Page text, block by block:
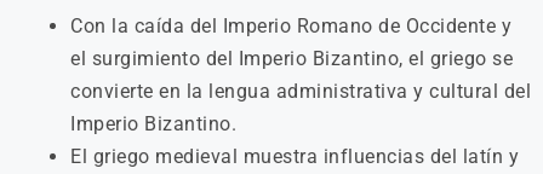
Con la caída del Imperio Romano de Occidente y
el surgimiento del Imperio Bizantino, el griego se
convierte en la lengua administrativa y cultural del
Imperio Bizantino.
El griego medieval muestra influencias del latín y